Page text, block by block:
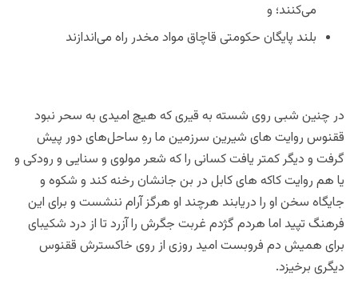
می‌کنند؛ و
بلند پایگان حکومتی قاچاق مواد مخدر راه می‌اندازند
در چنین شبی روی شسته به قیری که هیچ امیدی به سحر نبود
ققنوس روایت های شیرین سرزمین ما رهِ ساحل‌های دور پیش
گرفت و دیگر کمتر یافت کسانی را که شعر مولوی و سنایی و رودکی و
یا هم روایت کاکه های کابل در بن جانشان رخنه کند و شکوه و
جایگاه سخن او را دریابند هرچند او هرگز آرام ننشست و برای این
فرهنگ تپید اما هردم گژدم غربت جگرش را آزرد تا از درد شکیبای
برای همیش دم فروبست امید روزی از روی خاکسترش ققنوس
دیگری برخیزد.